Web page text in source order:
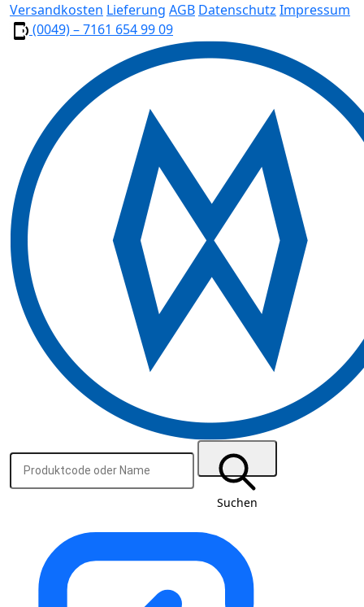
Versandkosten Lieferung AGB Datenschutz Impressum
(0049) – 7161 654 99 09
Suchen